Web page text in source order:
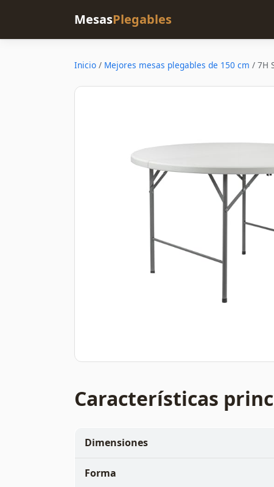
MesasPlegables
Inicio / Mejores mesas plegables de 150 cm / 7H
Características
Dimensiones
Forma